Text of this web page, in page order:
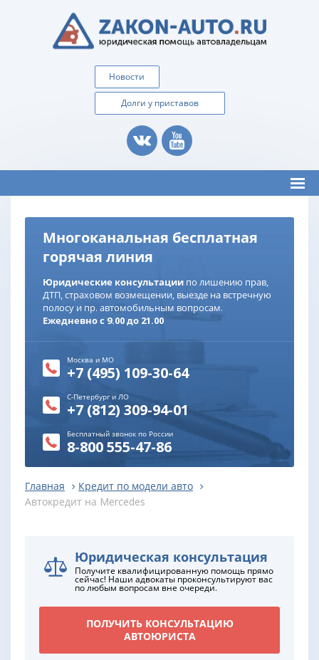
Новости
Долги у приставов
Многоканальная бесплатная
горячая линия
Юридические консультации по лишению прав,
ДТП, страховом возмещении, выезде на встречную
полосу и пр. автомобильным вопросам.
Ежедневно с 9.00 до 21.00
Москва и МО
+7 (495) 109-30-64
С-Петербург и ЛО
+7 (812) 309-94-01
Бесплатный звонок по России
8-800 555-47-86
Главная
Кредит по модели авто
Автокредит на Mercedes
Юридическая консультация
Получите квалифицированную помощь прямо
сейчас! Наши адвокаты проконсультируют вас
по любым вопросам вне очереди.
ПОЛУЧИТЬ КОНСУЛЬТАЦИЮ
АВТОЮРИСТА